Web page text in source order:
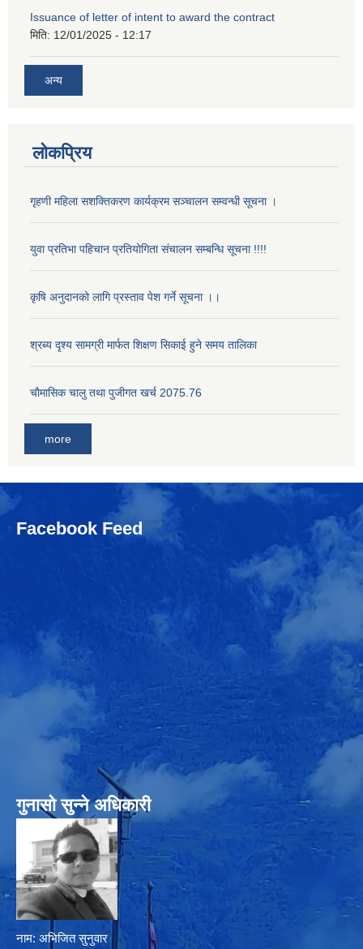
Issuance of letter of intent to award the contract
मिति: 12/01/2025 - 12:17
अन्य
लोकप्रिय
गृहणी महिला सशक्तिकरण कार्यक्रम सञ्चालन सम्वन्धी सूचना ।
युवा प्रतिभा पहिचान प्रतियोगिता संचालन सम्बन्धि सूचना !!!!
कृषि अनुदानको लागि प्रस्ताव पेश गर्ने सूचना ।।
श्रब्य दृश्य सामग्री मार्फत शिक्षण सिकाई हुने समय तालिका
चाैमासिक चालु तथा पुजीगत खर्च 2075.76
more
Facebook Feed
गुनासो सुन्‍ने अधिकारी
नाम: अभिजित सुनुवार